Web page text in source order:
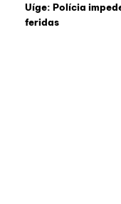
Uíge: Polícia
feridas